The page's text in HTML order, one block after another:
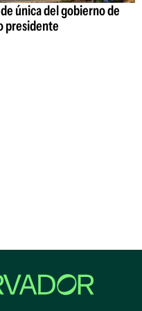
única del gobierno de
presidente